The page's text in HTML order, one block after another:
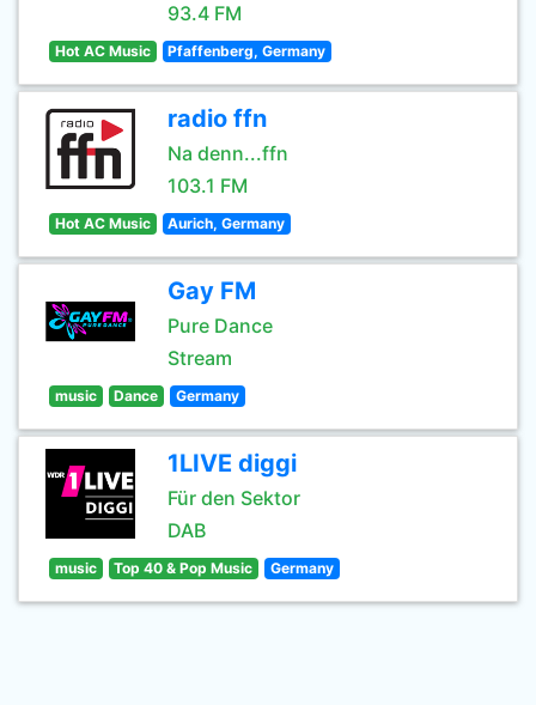
93.4 FM
Hot AC Music Pfaffenberg, Germany
radio ffn
Na denn...ffn
103.1 FM
Hot AC Music Aurich, Germany
Gay FM
Pure Dance
Stream
music Dance Germany
1LIVE diggi
Für den Sektor
DAB
music Top 40 & Pop Music Germany